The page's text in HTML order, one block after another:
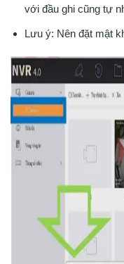
với đầu ghi cũng tự
Lưu ý: Nên đặt mật